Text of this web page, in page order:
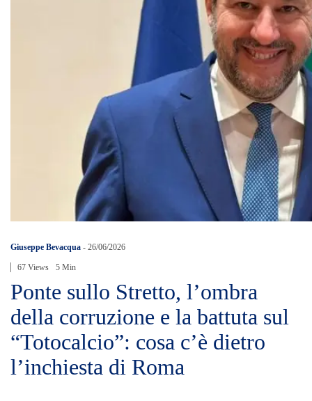
Giuseppe Bevacqua - 26/06/2026
67 Views 5 Min
Ponte sullo Stretto, l’ombra
della corruzione e la battuta sul
“Totocalcio”: cosa c’è dietro
l’inchiesta di Roma